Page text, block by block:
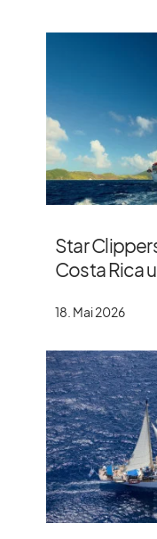
Star
Costa Rica
18. Mai 2026